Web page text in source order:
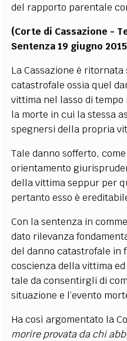
del rapporto parentale
(Corte di Cassazione -
Sentenza 19 giugno
La Cassazione è
catastrofale ossia quel
vittima nel lasso di
la morte in cui la stessa
spegnersi della propria
Tale danno sofferto,
orientamento
della vittima seppur per
pertanto esso è
Con la sentenza in
dato rilevanza
del danno catastrofale in
coscienza della vittima
tale da consentirgli di
situazione e l’evento
Ha così argomentato la
morire provata da chi